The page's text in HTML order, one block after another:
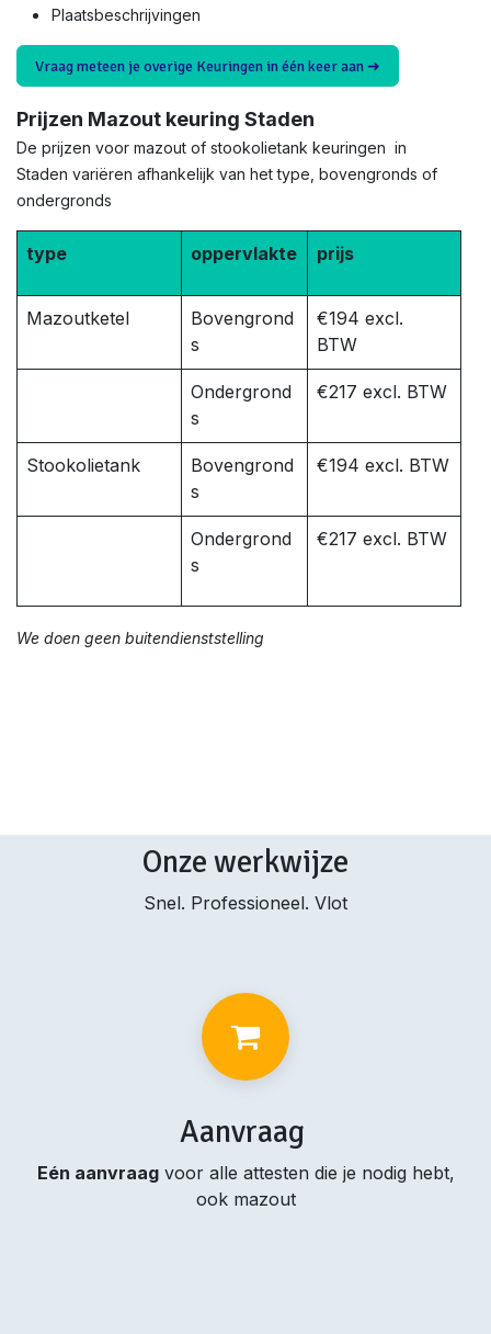
Plaatsbeschrijvingen
Vraag meteen je overige Keuringen in één keer aan ➜
Prijzen Mazout keuring Staden
De prijzen voor mazout of stookolietank keuringen in
Staden variëren afhankelijk van het type, bovengronds of
ondergronds
type oppervlakte prijs
Mazoutketel
Bovengrond
s
€194 excl.
BTW
Ondergrond
s
€217 excl. BTW
Stookolietank
Bovengrond
s
€194 excl. BTW
Ondergrond
s
€217 excl. BTW
We doen geen buitendienststelling
Onze werkwijze
Snel. Professioneel. Vlot
Aanvraag
Eén aanvraagvoor alle attesten die je nodig hebt,
ook mazout